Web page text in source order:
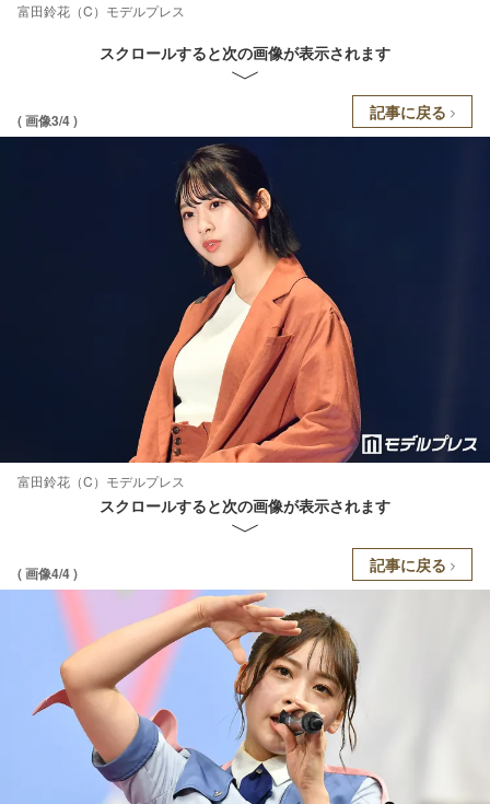
富田鈴花（C）モデルプレス
スクロールすると次の画像が表示されます
( 画像3/4 ) 記事に戻る
富田鈴花（C）モデルプレス
スクロールすると次の画像が表示されます
( 画像4/4 ) 記事に戻る